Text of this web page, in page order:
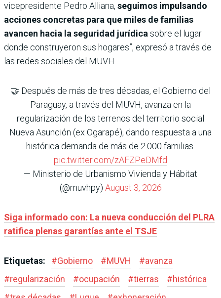
vicepresidente Pedro Alliana, seguimos impulsando
acciones concretas para que miles de familias
avancen hacia la seguridad jurídicasobre el lugar
donde construyeron sus hogares”, expresó a través de
las redes sociales del MUVH.
🤝 Después de más de tres décadas, el Gobierno del
Paraguay, a través del MUVH, avanza en la
regularización de los terrenos del territorio social
Nueva Asunción (ex Ogarapé), dando respuesta a una
histórica demanda de más de 2.000 familias.
pic.twitter.com/zAFZPeDMfd
— Ministerio de Urbanismo Vivienda y Hábitat
(@muvhpy) August 3, 2026
Siga informado con: La nueva conducción del PLRA
ratifica plenas garantías ante el TSJE
Etiquetas: #Gobierno #MUVH #avanza
#regularización #ocupación #tierras #histórica